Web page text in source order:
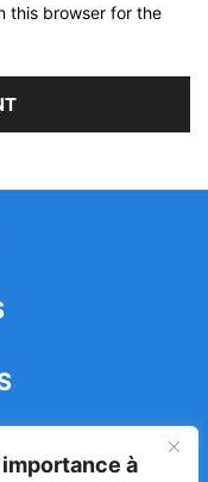
à
this browser for the